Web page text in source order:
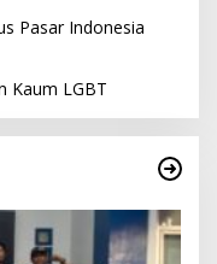
Pasar Indonesia
Kaum LGBT